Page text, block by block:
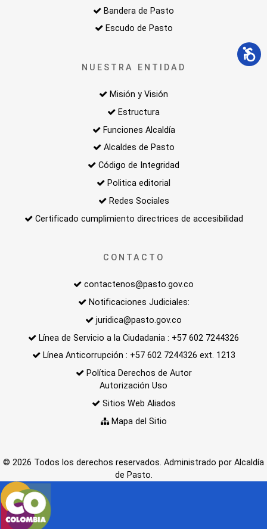
Bandera de Pasto
Escudo de Pasto
NUESTRA ENTIDAD
Misión y Visión
Estructura
Funciones Alcaldía
Alcaldes de Pasto
Código de Integridad
Politica editorial
Redes Sociales
Certificado cumplimiento directrices de accesibilidad
CONTACTO
contactenos@pasto.gov.co
Notificaciones Judiciales:
juridica@pasto.gov.co
Línea de Servicio a la Ciudadania : +57 602 7244326
Línea Anticorrupción : +57 602 7244326 ext. 1213
Política Derechos de Autor
Autorización Uso
Sitios Web Aliados
Mapa del Sitio
© 2026 Todos los derechos reservados. Administrado por Alcaldía
de Pasto.